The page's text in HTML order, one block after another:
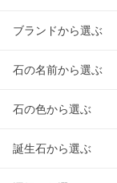
ブランドから選ぶ
石の名前から選ぶ
石の色から選ぶ
誕生石から選ぶ